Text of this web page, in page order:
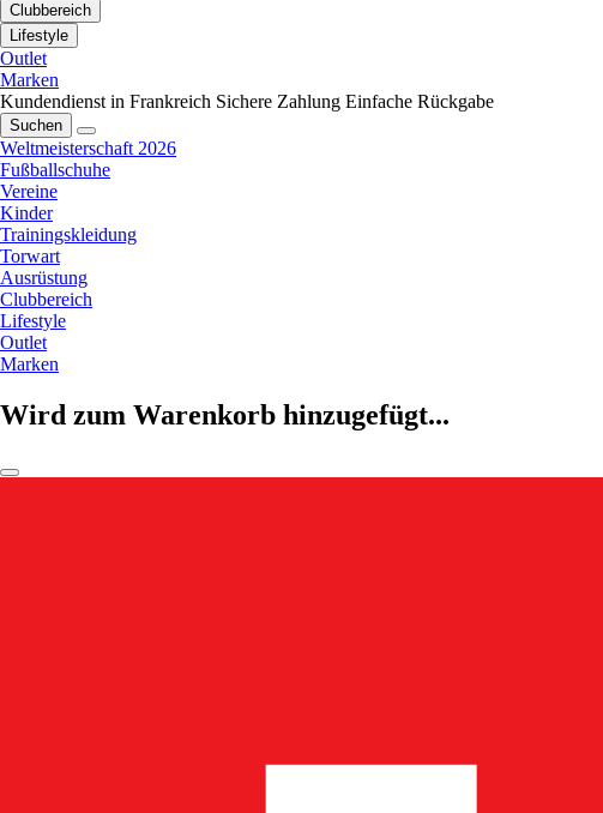
Clubbereich
Lifestyle
Outlet
Marken
Kundendienst in Frankreich Sichere Zahlung Einfache Rückgabe
Suchen
Weltmeisterschaft 2026
Fußballschuhe
Vereine
Kinder
Trainingskleidung
Torwart
Ausrüstung
Clubbereich
Lifestyle
Outlet
Marken
Wird zum Warenkorb hinzugefügt...